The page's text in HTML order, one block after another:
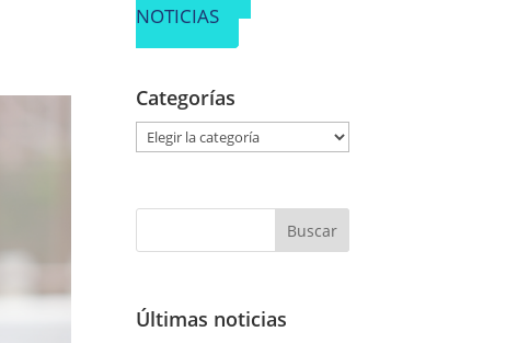
NOTICIAS
Categorías
g
r
Últimas noticias